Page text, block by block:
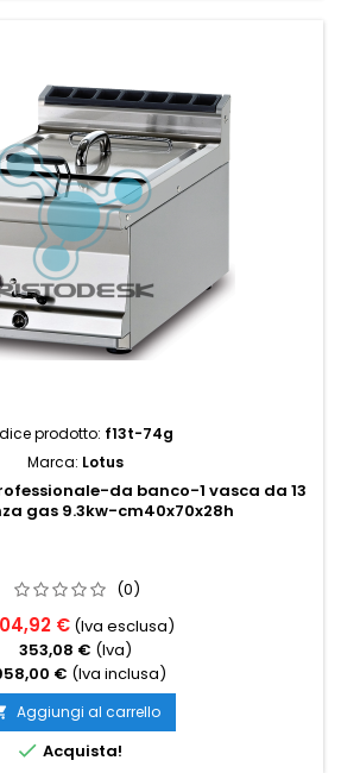
prodotto: f13t-74g
Marca: Lotus
da banco-1 vasca da 13
gas 9.3kw-cm40x70x28h
(0)
€ (Iva esclusa)
353,08 € (Iva)
€ (Iva inclusa)
Aggiungi al carrello
 Acquista!